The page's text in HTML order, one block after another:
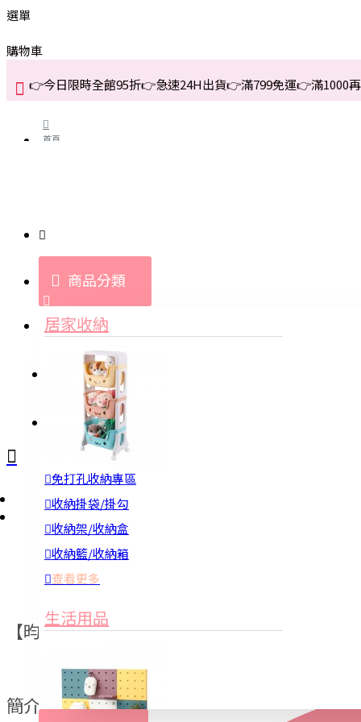
選單
購物車
👉今日限時全館95折👉急速24H出貨👉滿799免運👉滿1000
首頁
商品分類
居家收納
免打孔收納專區
收納掛袋/掛勾
收納架/收納盒
收納籃/收納箱
查看更多
生活用品
登入
【昀美生活百貨商城】
簡介